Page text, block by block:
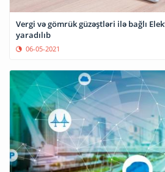
Vergi və gömrük güzəştləri ilə bağlı
yaradılıb
06-05-2021